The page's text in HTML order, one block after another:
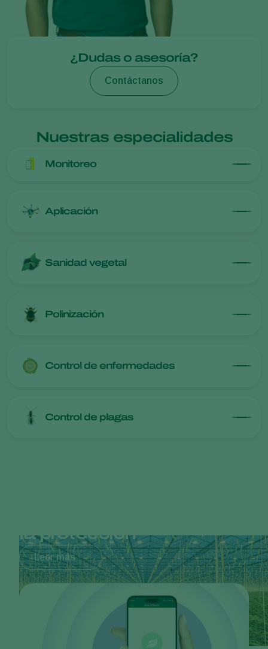
¿Dudas o asesoría?
Contáctanos
Nuestras especialidades
Monitoreo
Aplicación
Sanidad vegetal
Polinización
Control de enfermedades
Control de plagas
la protección
Leer más